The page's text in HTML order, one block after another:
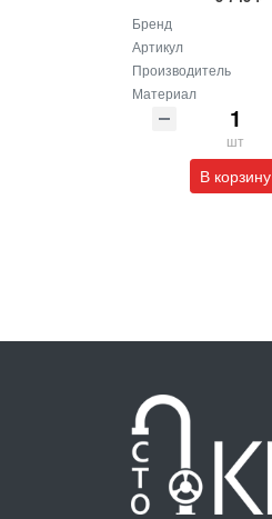
Бренд
Артикул
Производитель
Материал
шт
В корзину